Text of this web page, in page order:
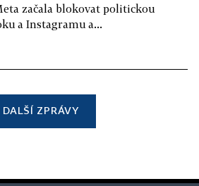
začala blokovat politickou
a Instagramu a...
DALŠÍ ZPRÁVY